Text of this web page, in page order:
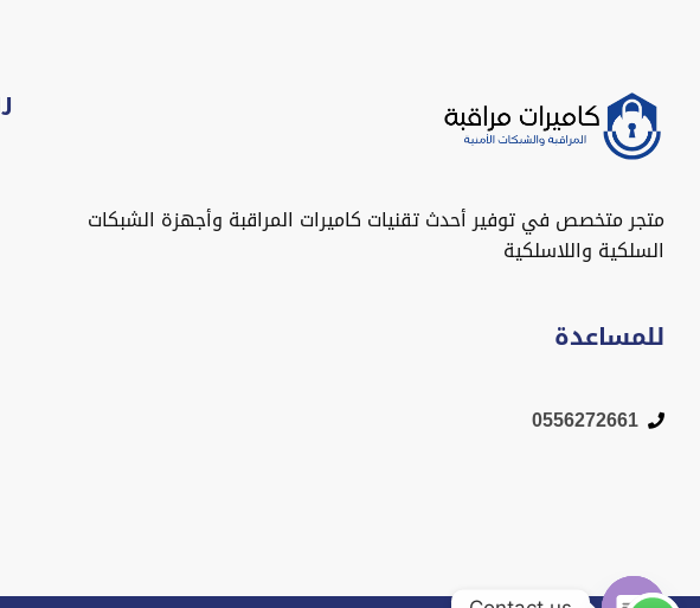
متجر متخصص في توفير أحدث تقنيات كاميرات المراقبة وأجهزة الشبكات
السلكية واللاسلكية
للمساعدة
0556272661